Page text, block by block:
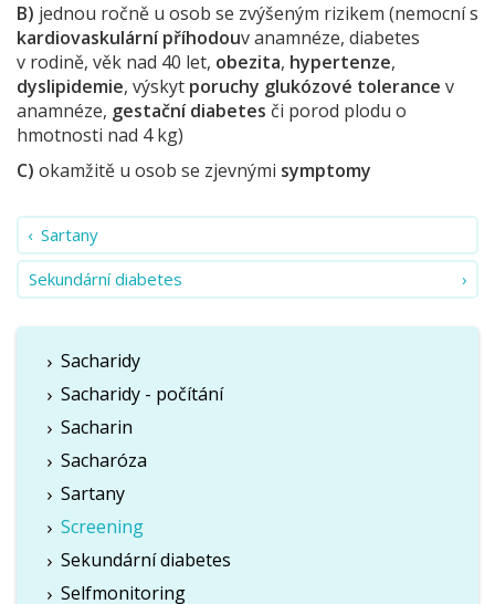
B) jednou ročně u osob se zvýšeným rizikem (nemocní s
kardiovaskulární příhodouv anamnéze, diabetes
v rodině, věk nad 40 let, obezita, hypertenze,
dyslipidemie, výskyt poruchy glukózové tolerance v
anamnéze, gestační diabetes či porod plodu o
hmotnosti nad 4 kg)
C) okamžitě u osob se zjevnými symptomy
Sartany
Sekundární diabetes
Sacharidy
Sacharidy - počítání
Sacharin
Sacharóza
Sartany
Screening
Sekundární diabetes
Selfmonitoring